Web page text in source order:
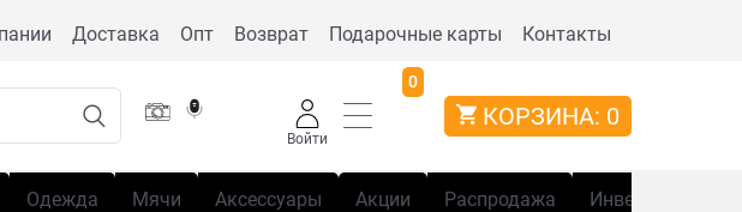
Доставка Опт Возврат Подарочные карты Контакты
Войти
0
КОРЗИНА: 0
Одежда Мячи Аксессуары Акции Распродажа Инвентарь